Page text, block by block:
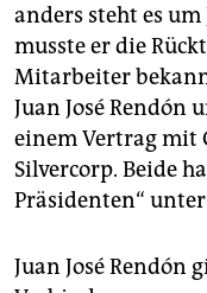
anders steht es
musste er die
Mitarbeiter
Juan José Rendón
einem Vertrag mit
Silvercorp. Beide
Präsidenten“
Juan José Rendón